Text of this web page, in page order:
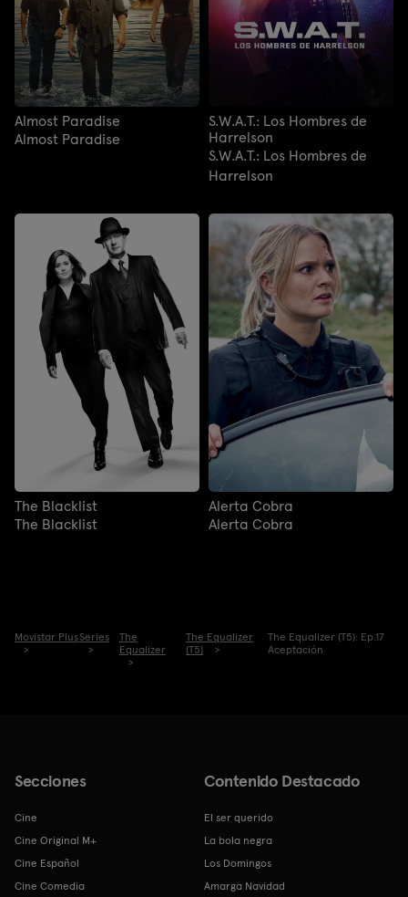
Almost Paradise
Almost Paradise
S.W.A.T.: Los Hombres de
Harrelson
S.W.A.T.: Los Hombres de
Harrelson
The Blacklist
The Blacklist
Alerta Cobra
Alerta Cobra
Movistar PlusSeries
The
Equalizer
The Equalizer
(T5)
The Equalizer (T5): Ep.17
Aceptación
Secciones
Cine
Cine Original M+
Cine Español
Cine Comedia
Contenido Destacado
El ser querido
La bola negra
Los Domingos
Amarga Navidad